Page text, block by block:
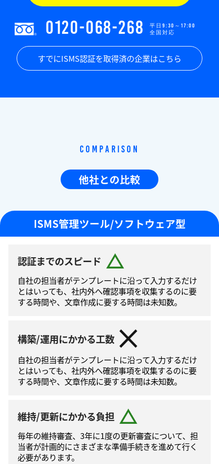
0120-068-268
平日9:30～17:00
全国対応
すでにISMS認証を取得済の企業はこちら
Comparison
他社との比較
ISMS管理ツール/ソフトウェア型
認証までのスピード
自社の担当者がテンプレートに沿って⼊⼒するだけ
とはいっても、社内外へ確認事項を収集するのに要
する時間や、文章作成に要する時間は未知数。
構築/運用にかかる工数
自社の担当者がテンプレートに沿って⼊⼒するだけ
とはいっても、社内外へ確認事項を収集するのに要
する時間や、文章作成に要する時間は未知数。
維持/更新にかかる負担
毎年の維持審査、3年に1度の更新審査について、担
当者が計画的にさまざまな準備手続きを進めて⾏く
必要があります。